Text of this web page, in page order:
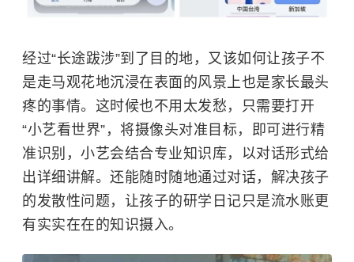
经过“长途跋涉”到了目的地，又该如何让孩子不
是走马观花地沉浸在表面的风景上也是家长最头
疼的事情。这时候也不用太发愁，只需要打开
“小艺看世界”，将摄像头对准目标，即可进行精
准识别，小艺会结合专业知识库，以对话形式给
出详细讲解。还能随时随地通过对话，解决孩子
的发散性问题，让孩子的研学日记只是流水账更
有实实在在的知识摄入。